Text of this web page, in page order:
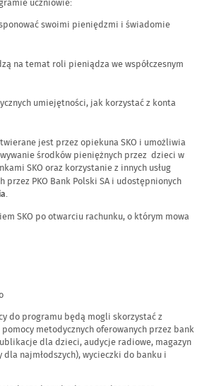
uczniowie:
swoimi pieniędzmi i świadomie
na temat roli pieniądza we współczesnym
umiejętności, jak korzystać z konta
jest przez opiekuna SKO i umożliwia
środków pieniężnych przez dzieci w
SKO oraz korzystanie z innych usług
przez PKO Bank Polski SA i udostępnionych
.
SKO po otwarciu rachunku, o którym mowa
do programu będą mogli skorzystać z
metodycznych oferowanych przez bank
dla dzieci, audycje radiowe, magazyn
najmłodszych), wycieczki do banku i